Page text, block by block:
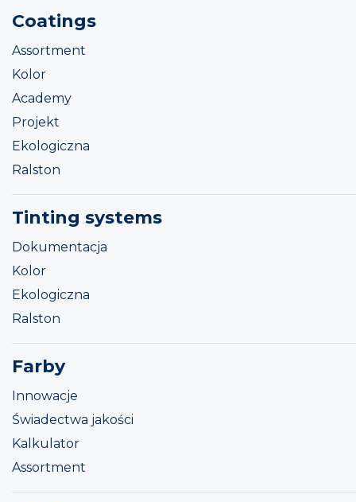
Coatings
Assortment
Kolor
Academy
Projekt
Ekologiczna
Ralston
Tinting systems
Dokumentacja
Kolor
Ekologiczna
Ralston
Farby
Innowacje
Świadectwa jakości
Kalkulator
Assortment